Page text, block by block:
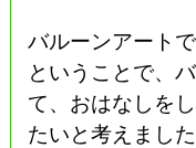
バルーンアート
ということで、
て、おはなしを
たいと考えました